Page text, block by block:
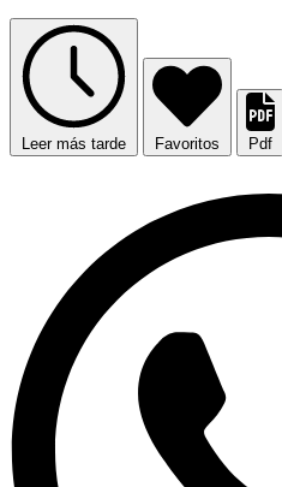
Leer más tarde Favoritos Pdf